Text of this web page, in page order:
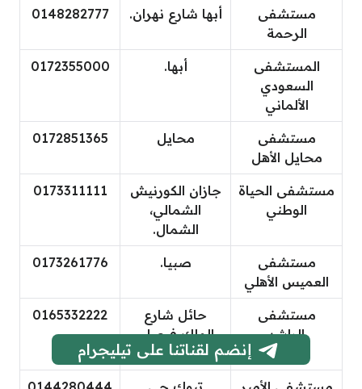
مستشفى
الرحمة
أبها شارع نهران. 0148282777
المستشفى
السعودي
الألماني
أبها. 0172355000
مستشفى
محايل الأهل
محايل 0172851365
مستشفى الحياة
الوطني
جازان الكورنيش
الشمالي،
الشمال.
0173311111
مستشفى
العميس الأهلي
صبيا. 0173261776
مستشفى
الراشد
حائل شارع
الملك فيصل،
العزيزية
0165332222
إنضم لقناتنا على تيليجرام